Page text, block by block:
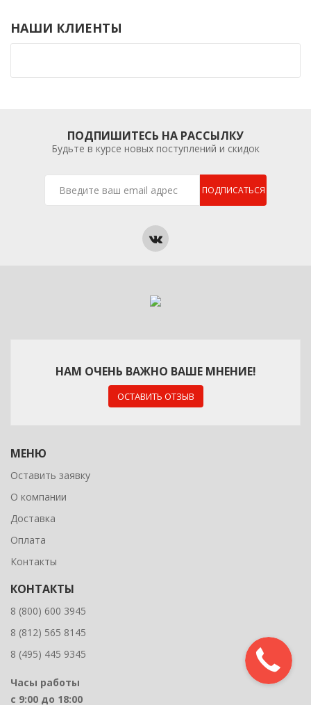
НАШИ КЛИЕНТЫ
ПОДПИШИТЕСЬ НА РАССЫЛКУ
Будьте в курсе новых поступлений и скидок
ПОДПИСАТЬСЯ
НАМ ОЧЕНЬ ВАЖНО ВАШЕ МНЕНИЕ!
ОСТАВИТЬ ОТЗЫВ
МЕНЮ
Оставить заявку
О компании
Доставка
Оплата
Контакты
КОНТАКТЫ
8 (800) 600 3945
8 (812) 565 8145
8 (495) 445 9345
Часы работы
с 9:00 до 18:00